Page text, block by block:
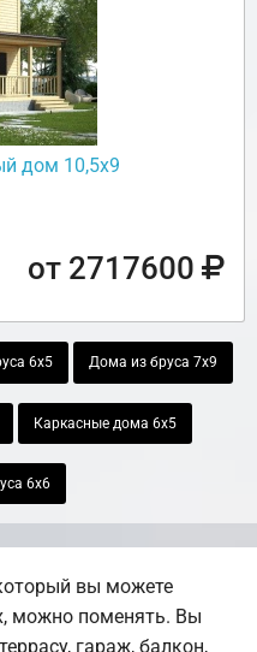
дом 10,5х9
от 2717600
6х5 Дома из бруса 7х9
Каркасные дома 6х5
6х6
вы можете
можно поменять. Вы
гараж, балкон,